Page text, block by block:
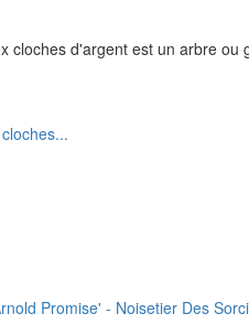
cloches d'argent est un arbre